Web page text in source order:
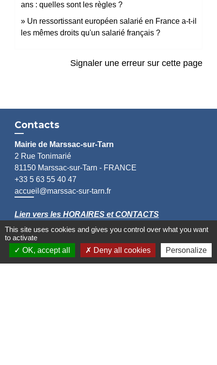
ans : quelles sont les règles ?
Un ressortissant européen salarié en France a-t-il
les mêmes droits qu'un salarié français ?
Signaler une erreur sur cette page
Contacts
Mairie de Marssac-sur-Tarn
2 Rue Tonimarié
81150 Marssac-sur-Tarn - FRANCE
+33 5 63 55 40 47
accueil@marssac-sur-tarn.fr
Lien vers les HORAIRES et CONTACTS
de chaque service
This site uses cookies and gives you control over what you want
to activate
OK, accept all
Deny all cookies Personalize